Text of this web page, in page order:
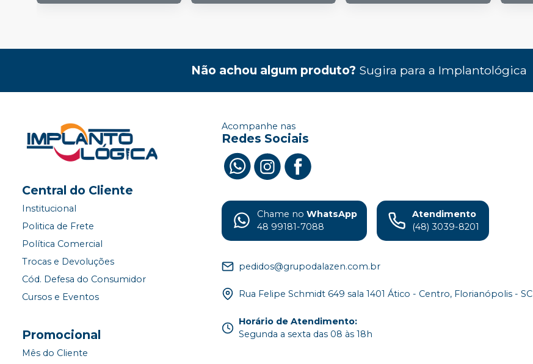
Não achou algum produto? Sugira para a Implantológica
Central do Cliente
Institucional
Politica de Frete
Política Comercial
Trocas e Devoluções
Cód. Defesa do Consumidor
Cursos e Eventos
Promocional
Mês do Cliente
Acompanhe nas
Redes Sociais
Chame no WhatsApp
48 99181-7088
Atendimento
(48) 3039-8201
pedidos@grupodalazen.com.br
Rua Felipe Schmidt 649 sala 1401 Ático - Centro, Florianópolis - SC
Horário de Atendimento:
Segunda a sexta das 08 às 18h